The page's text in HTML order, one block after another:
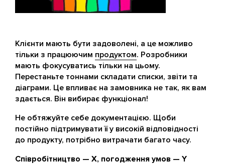
Клієнти мають бути задоволені, а це можливо
тільки з працюючим продуктом. Розробники
мають фокусуватись тільки на цьому.
Перестаньте тоннами складати списки, звіти та
діаграми. Це впливає на замовника не так, як вам
здається. Він вибирає функціонал!
Не обтяжуйте себе документацією. Щоби
постійно підтримувати її у високій відповідності
до продукту, потрібно витрачати багато часу.
Співробітництво — Х, погодження умов — Y